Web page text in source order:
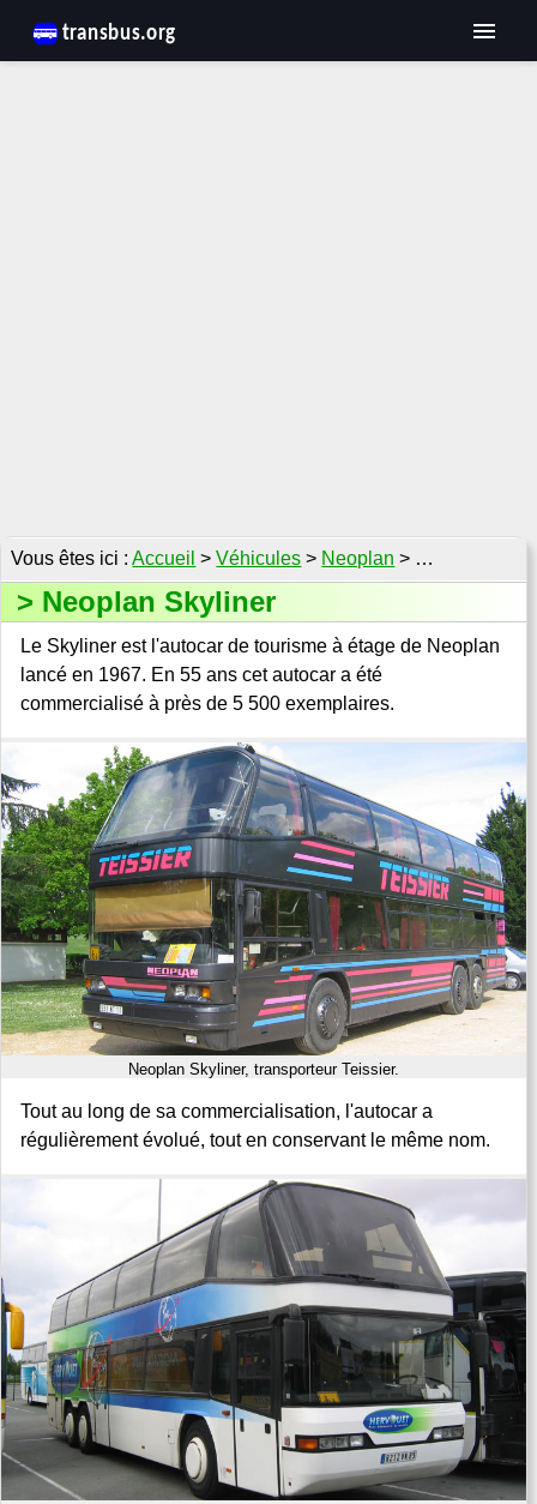
Accueil >Véhicules > Neoplan > …
Neoplan Skyliner
Le Skyliner est l'autocar de tourisme à étage de Neoplan
lancé en 1967. En 55 ans cet autocar a été
commercialisé à près de 5 500 exemplaires.
Neoplan Skyliner, transporteur Teissier.
Tout au long de sa commercialisation, l'autocar a
régulièrement évolué, tout en conservant le même nom.